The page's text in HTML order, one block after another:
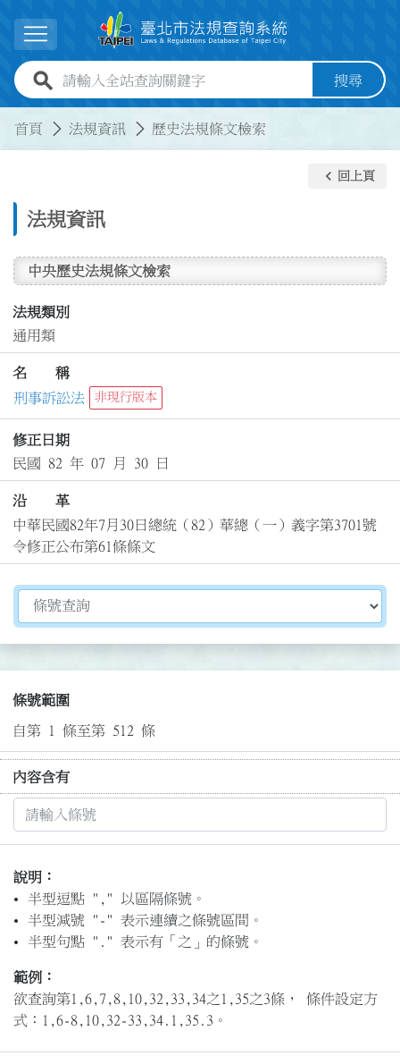
展開選單
全站查詢關鍵字欄位 搜尋
首頁 法規資訊 歷史法規條文檢索
法規資訊
keyboard_arrow_left 回上頁
中央歷史法規條文檢索
法規類別
通用類
名 稱
刑事訴訟法
非現行版本
修正日期
民國 82 年 07 月 30 日
沿 革
中華民國82年7月30日總統（82）華總（一）義字第3701號
令修正公布第61條條文
切換選擇法規資訊內容
條號範圍
自第 1 條至第 512 條
內容含有
說明：
半型逗點 "," 以區隔條號。
半型減號 "-" 表示連續之條號區間。
半型句點 "." 表示有「之」的條號。
範例：
欲查詢第1,6,7,8,10,32,33,34之1,35之3條， 條件設定方
式：1,6-8,10,32-33,34.1,35.3。